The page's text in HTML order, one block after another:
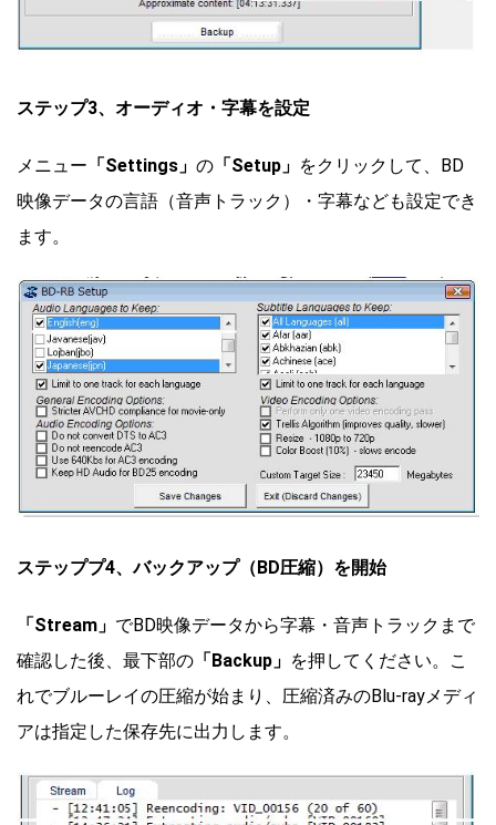
ステップ3、オーディオ・字幕を設定
メニュー 「Settings」 の 「Setup」 をクリックして、BD
映像データの言語（音声トラック）・字幕なども設定でき
ます。
ステッププ4、バックアップ（BD圧縮）を開始
「Stream」 でBD映像データから字幕・音声トラックまで
確認した後、最下部の 「Backup」 を押してください。こ
れでブルーレイの圧縮が始まり、圧縮済みのBlu-rayメディ
アは指定した保存先に出力します。